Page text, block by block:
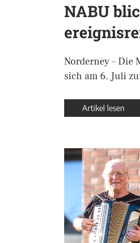
NABU
Norderney – Die
sich am 6. Juli
Artikel lesen